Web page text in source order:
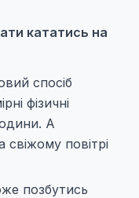
кататись на
спосіб
фізичні
А
свіжому повітрі
позбутись